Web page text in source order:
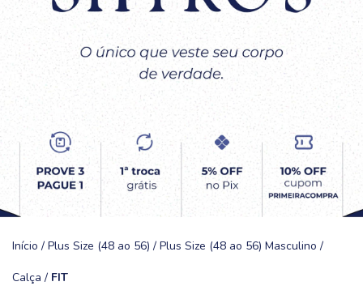
Início / Plus Size (48 ao 56) / Plus Size (48 ao 56) Masculino /
Calça / FIT